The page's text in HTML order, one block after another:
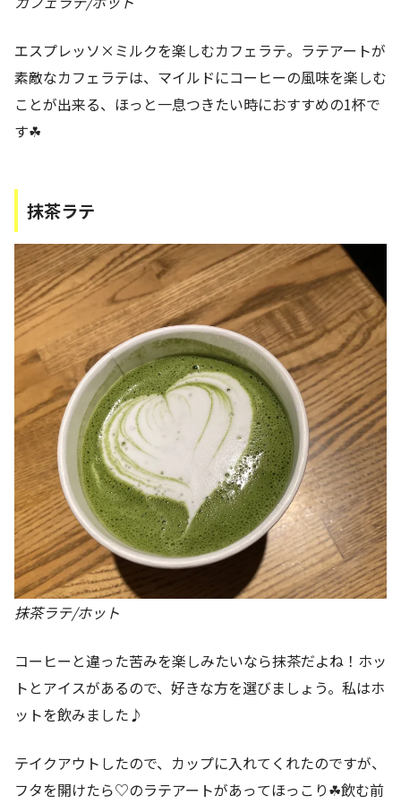
エスプレッソ×ミルクを楽しむカフェラテ。ラテアートが
素敵なカフェラテは、マイルドにコーヒーの風味を楽しむ
ことが出来る、ほっと一息つきたい時におすすめの1杯で
す☘
抹茶ラテ
抹茶ラテ/ホット
コーヒーと違った苦みを楽しみたいなら抹茶だよね！ホッ
トとアイスがあるので、好きな方を選びましょう。私はホ
ットを飲みました♪
テイクアウトしたので、カップに入れてくれたのですが、
フタを開けたら♡のラテアートがあってほっこり☘飲む前